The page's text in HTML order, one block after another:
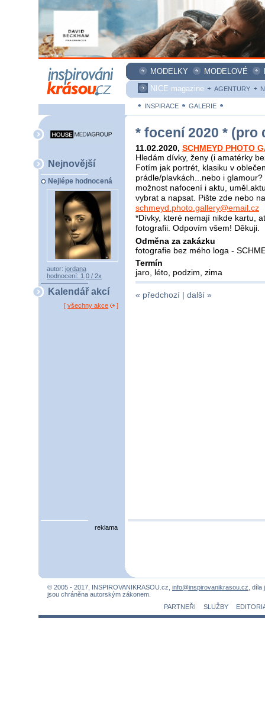
MODELKY MODELOVÉ
NICE magazine
AGENTURY
INSPIRACE GALERIE
Nejnovější
Nejlépe hodnocená
autor: jordana
hodnocení: 1,0 / 2x
Kalendář akcí
[ všechny akce ]
* focení 2020 * (pro
11.02.2020, SCHMEYD PHOTO
Hledám dívky, ženy (i amatérky
Fotím jak portrét, klasiku v
prádle/plavkách...nebo i
možnost nafocení i aktu,
vybrat a napsat. Pište zde nebo
schmeyd.photo.gallery@email.cz
*Dívky, které nemají nikde kartu,
fotografii. Odpovím všem! Děkuji.
Odměna za zakázku
fotografie bez mého loga -
Termín
jaro, léto, podzim, zima
« předchozí | další »
reklama
© 2005 - 2017, INSPIROVANIKRASOU.cz, info@inspirovanikrasou.cz ,
jsou chráněna autorským zákonem.
PARTNEŘI
SLUŽBY